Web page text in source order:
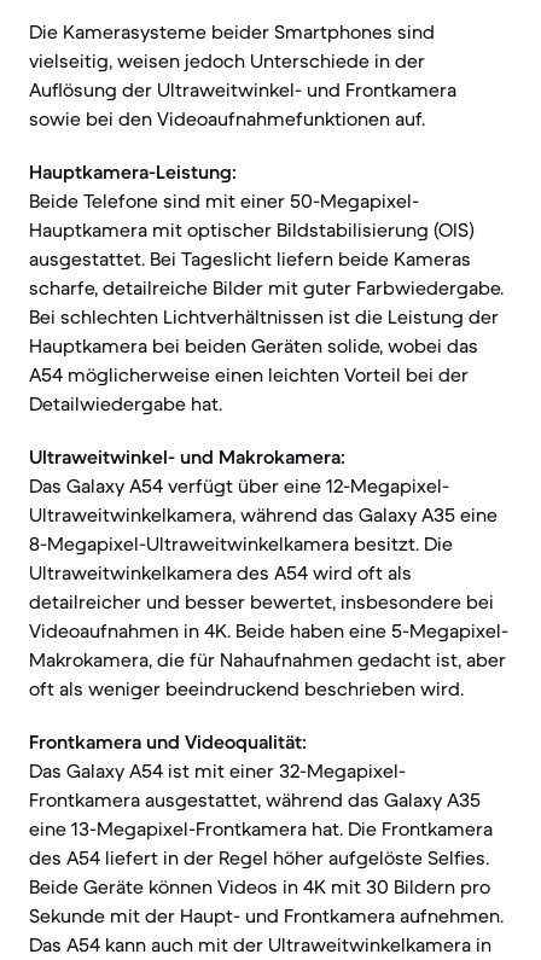
Die Kamerasysteme beider Smartphones sind
vielseitig, weisen jedoch Unterschiede in der
Auflösung der Ultraweitwinkel- und Frontkamera
sowie bei den Videoaufnahmefunktionen auf.
Hauptkamera-Leistung:
Beide Telefone sind mit einer 50-Megapixel-
Hauptkamera mit optischer Bildstabilisierung (OIS)
ausgestattet. Bei Tageslicht liefern beide Kameras
scharfe, detailreiche Bilder mit guter Farbwiedergabe.
Bei schlechten Lichtverhältnissen ist die Leistung der
Hauptkamera bei beiden Geräten solide, wobei das
A54 möglicherweise einen leichten Vorteil bei der
Detailwiedergabe hat.
Ultraweitwinkel- und Makrokamera:
Das Galaxy A54 verfügt über eine 12-Megapixel-
Ultraweitwinkelkamera, während das Galaxy A35 eine
8-Megapixel-Ultraweitwinkelkamera besitzt. Die
Ultraweitwinkelkamera des A54 wird oft als
detailreicher und besser bewertet, insbesondere bei
Videoaufnahmen in 4K. Beide haben eine 5-Megapixel-
Makrokamera, die für Nahaufnahmen gedacht ist, aber
oft als weniger beeindruckend beschrieben wird.
Frontkamera und Videoqualität:
Das Galaxy A54 ist mit einer 32-Megapixel-
Frontkamera ausgestattet, während das Galaxy A35
eine 13-Megapixel-Frontkamera hat. Die Frontkamera
des A54 liefert in der Regel höher aufgelöste Selfies.
Beide Geräte können Videos in 4K mit 30 Bildern pro
Sekunde mit der Haupt- und Frontkamera aufnehmen.
Das A54 kann auch mit der Ultraweitwinkelkamera in